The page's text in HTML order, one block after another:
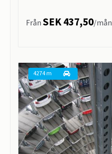
Från SEK 437,50/mån
4274 m